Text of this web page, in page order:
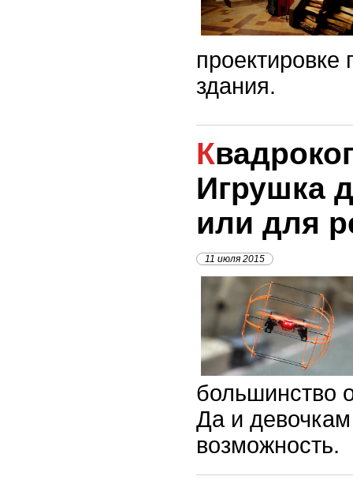
проектировке
здания.
Квадрокоптеры.
Игрушка
или для
11 июля 2015
большинство
Да и
возможность.